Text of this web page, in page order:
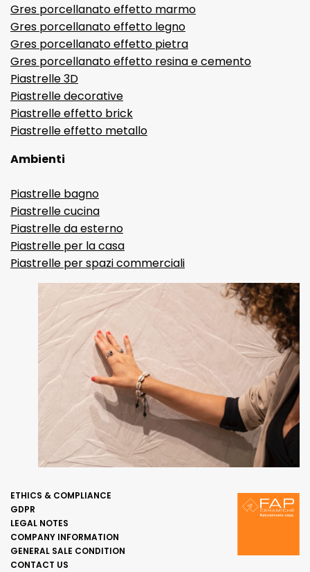
Gres porcellanato effetto marmo
Gres porcellanato effetto legno
Gres porcellanato effetto pietra
Gres porcellanato effetto resina e cemento
Piastrelle 3D
Piastrelle decorative
Piastrelle effetto brick
Piastrelle effetto metallo
Ambienti
Piastrelle bagno
Piastrelle cucina
Piastrelle da esterno
Piastrelle per la casa
Piastrelle per spazi commerciali
ETHICS & COMPLIANCE
GDPR
LEGAL NOTES
COMPANY INFORMATION
GENERAL SALE CONDITION
CONTACT US